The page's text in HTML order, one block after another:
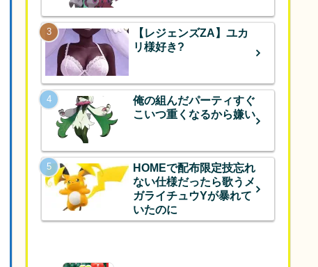
【レジェンズZA】ユカ
リ様好き?
俺の組んだパーティすぐ
こいつ重くなるから嫌い
HOMEで配布限定技忘れ
ない仕様だったら歌うメ
ガライチュウYが暴れて
いたのに